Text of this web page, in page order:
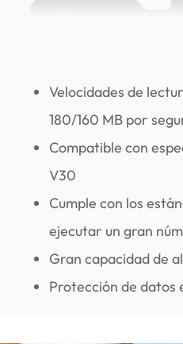
Velocidades de
180/160 MB por
Compatible con
V30
Cumple con los
ejecutar un gran
Gran capacidad de
Protección de datos